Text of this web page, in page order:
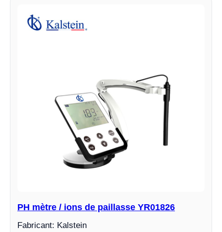
PH mètre / ions de paillasse YR01826
Fabricant: Kalstein